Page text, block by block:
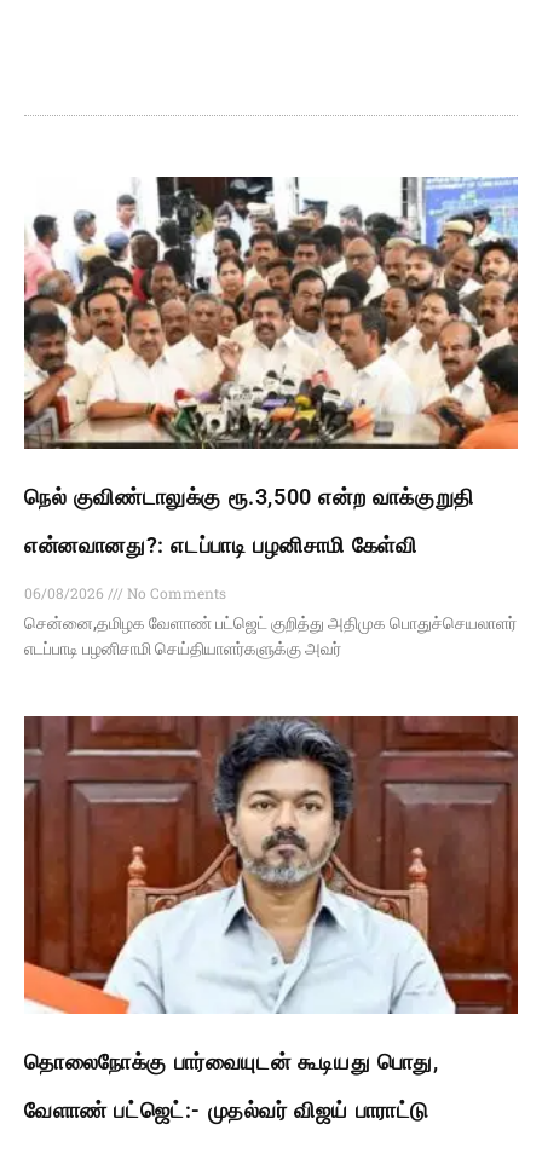
நெல் குவிண்டாலுக்கு ரூ.3,500 என்ற வாக்குறுதி
என்னவானது?: எடப்பாடி பழனிசாமி கேள்வி
06/08/2026
No Comments
சென்னை,தமிழக வேளாண் பட்ஜெட் குறித்து அதிமுக பொதுச்செயலாளர்
எடப்பாடி பழனிசாமி செய்தியாளர்களுக்கு அவர்
தொலைநோக்கு பார்வையுடன் கூடியது பொது,
வேளாண் பட்ஜெட்:- முதல்வர் விஜய் பாராட்டு